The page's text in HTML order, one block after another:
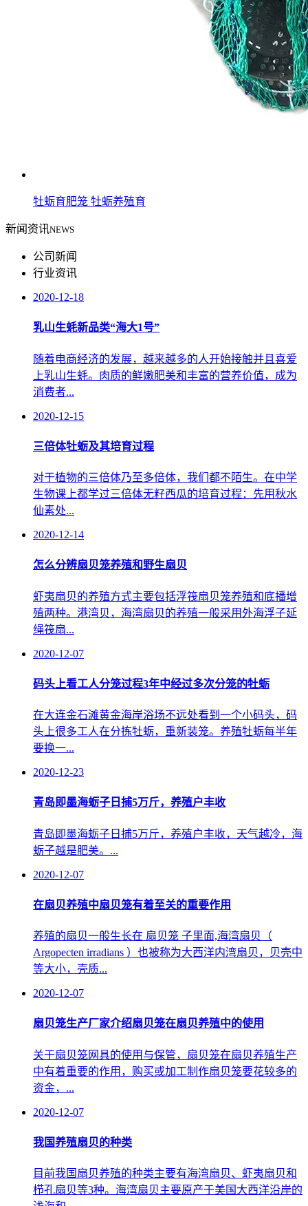
牡蛎育肥笼 牡蛎养殖育
新闻资讯NEWS
公司新闻
行业资讯
2020-12-18
乳山生蚝新品类“海大1号”
随着电商经济的发展，越来越多的人开始接触并且喜爱
上乳山生蚝。肉质的鲜嫩肥美和丰富的营养价值，成为
消费者...
2020-12-15
三倍体牡蛎及其培育过程
对于植物的三倍体乃至多倍体，我们都不陌生。在中学
生物课上都学过三倍体无籽西瓜的培育过程：先用秋水
仙素处...
2020-12-14
怎么分辨扇贝笼养殖和野生扇贝
虾夷扇贝的养殖方式主要包括浮筏扇贝笼养殖和底播增
殖两种。港湾贝，海湾扇贝的养殖一般采用外海浮子延
绳筏扇...
2020-12-07
码头上看工人分笼过程3年中经过多次分笼的牡蛎
在大连金石滩黄金海岸浴场不远处看到一个小码头，码
头上很多工人在分拣牡蛎，重新装笼。养殖牡蛎每半年
要换一...
2020-12-23
青岛即墨海蛎子日捕5万斤，养殖户丰收
青岛即墨海蛎子日捕5万斤，养殖户丰收，天气越冷，海
蛎子越是肥美。...
2020-12-07
在扇贝养殖中扇贝笼有着至关的重要作用
养殖的扇贝一般生长在 扇贝笼 子里面,海湾扇贝（
Argopecten irradians ）也被称为大西洋内湾扇贝，贝壳中
等大小，壳质...
2020-12-07
扇贝笼生产厂家介绍扇贝笼在扇贝养殖中的使用
关于扇贝笼网具的使用与保管，扇贝笼在扇贝养殖生产
中有着重要的作用，购买或加工制作扇贝笼要花较多的
资金，...
2020-12-07
我国养殖扇贝的种类
目前我国扇贝养殖的种类主要有海湾扇贝、虾夷扇贝和
栉孔扇贝等3种。海湾扇贝主要原产于美国大西洋沿岸的